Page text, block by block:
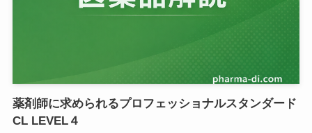
薬剤師に求められるプロフェッショナルスタンダード
CL LEVEL４